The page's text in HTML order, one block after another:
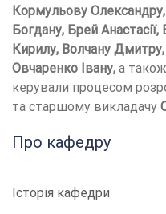
Кормульову
Богдану, Брей
Кирилу, Волчану
Овчаренко Івану, а
керували процесом
та старшому викладачу
Про кафедру
Історія кафедри